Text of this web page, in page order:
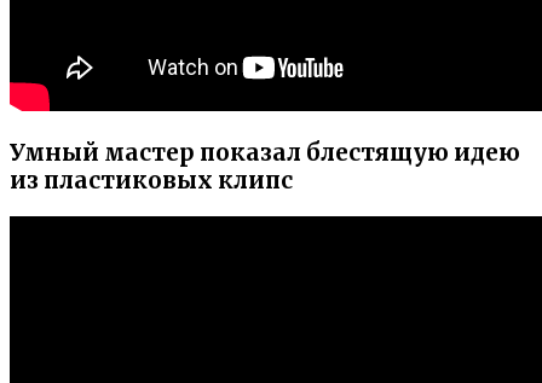
Умный мастер показал блестящую идею
из пластиковых клипс